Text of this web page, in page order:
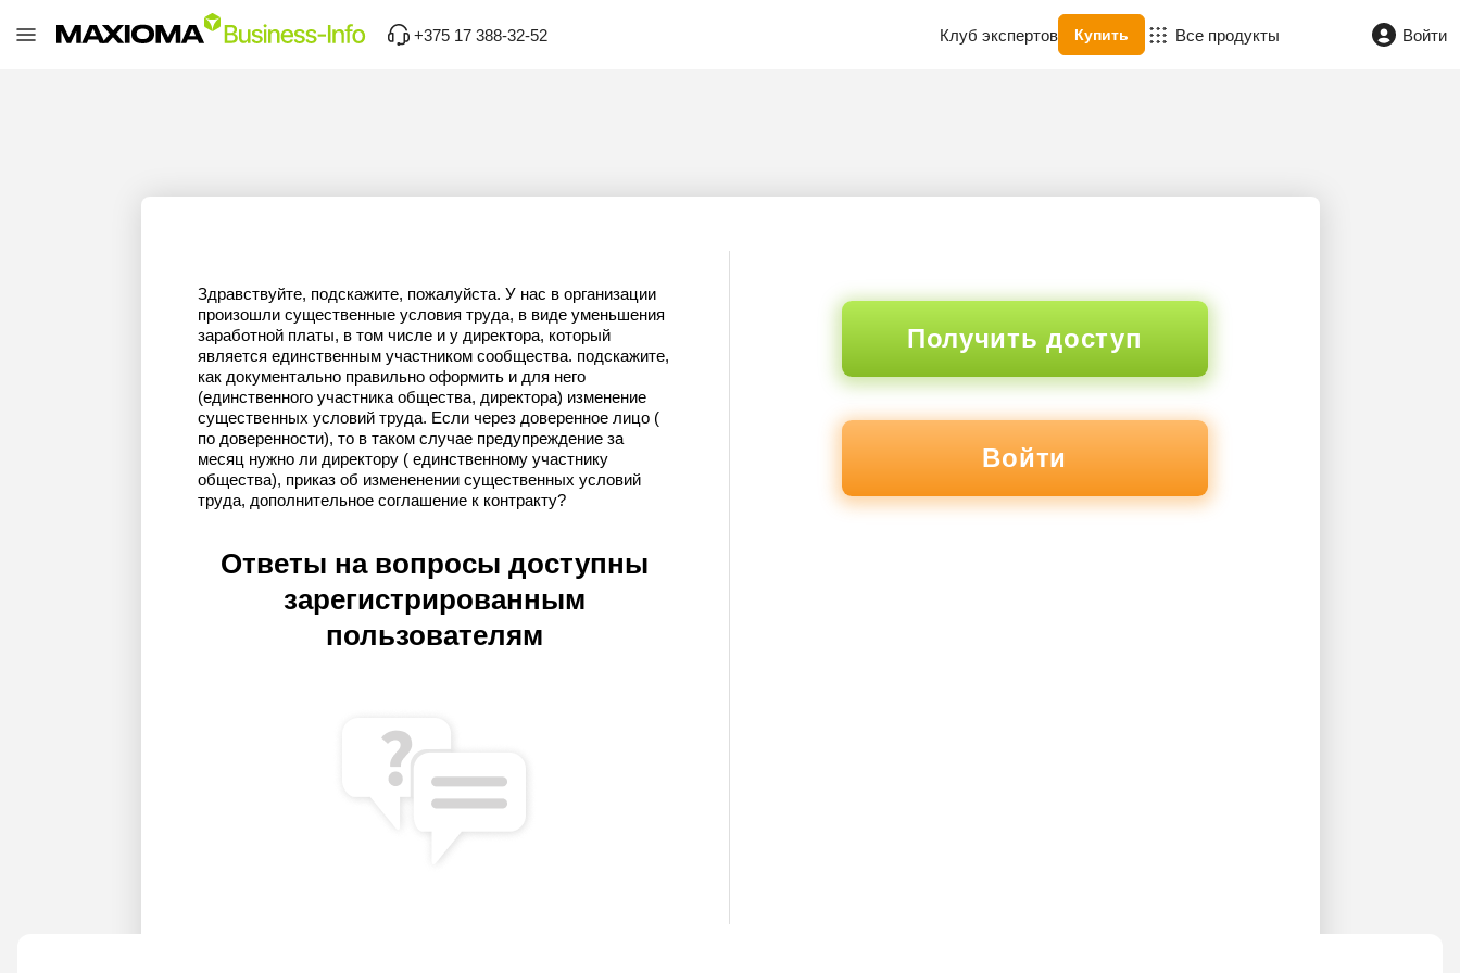
+375 17 388-32-52 Клуб экспертов Купить Все продукты Войти
Здравствуйте, подскажите, пожалуйста. У нас в организации
произошли существенные условия труда, в виде уменьшения
заработной платы, в том числе и у директора, который
является единственным участником сообщества. подскажите,
как документально правильно оформить и для него
(единственного участника общества, директора) изменение
существенных условий труда. Если через доверенное лицо (
по доверенности), то в таком случае предупреждение за
месяц нужно ли директору ( единственному участнику
общества), приказ об измененении существенных условий
труда, дополнительное соглашение к контракту?
Ответы на вопросы доступны
зарегистрированным
пользователям
Получить доступ
Войти